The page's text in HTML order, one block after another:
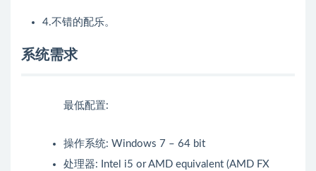
4.不错的配乐。
系统需求
最低配置:
操作系统: Windows 7 – 64 bit
处理器: Intel i5 or AMD equivalent (AMD FX